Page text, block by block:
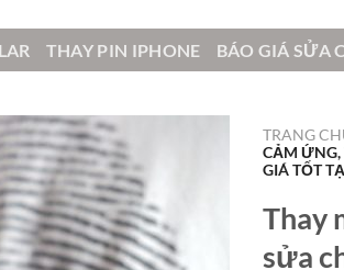
THAY PIN IPHONE BÁO GIÁ SỬA
TRANG
CẢM ỨNG,
GIÁ TỐT
Thay
sửa